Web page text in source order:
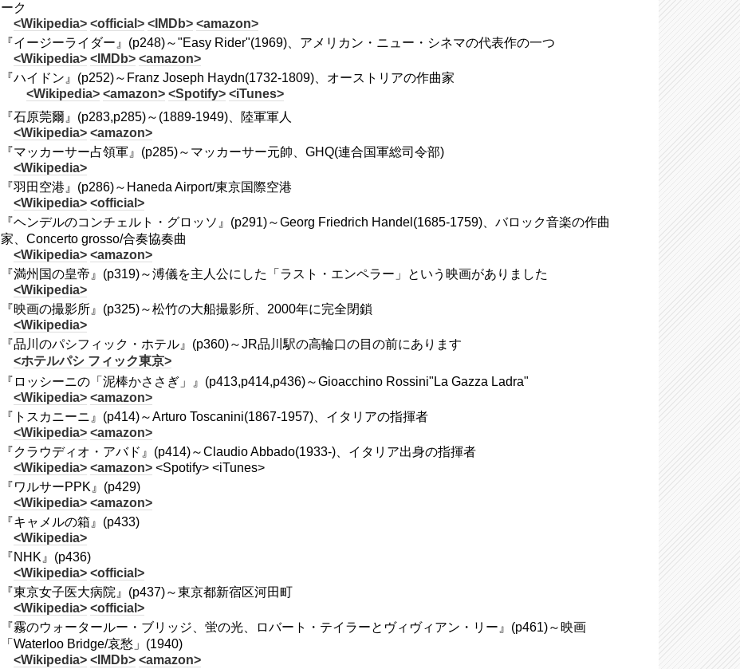
ーク
<Wikipedia> <official> <IMDb> <amazon>
『イージーライダー』(p248)～"Easy Rider"(1969)、アメリカン・ニュー・シネマの代表作の一つ
<Wikipedia> <IMDb> <amazon>
『ハイドン』(p252)～Franz Joseph Haydn(1732-1809)、オーストリアの作曲家
<Wikipedia> <amazon> <Spotify> <iTunes>
『石原莞爾』(p283,p285)～(1889-1949)、陸軍軍人
<Wikipedia> <amazon>
『マッカーサー占領軍』(p285)～マッカーサー元帥、GHQ(連合国軍総司令部)
<Wikipedia>
『羽田空港』(p286)～Haneda Airport/東京国際空港
<Wikipedia> <official>
『ヘンデルのコンチェルト・グロッソ』(p291)～Georg Friedrich Handel(1685-1759)、バロック音楽の作曲
家、Concerto grosso/合奏協奏曲
<Wikipedia> <amazon>
『満州国の皇帝』(p319)～溥儀を主人公にした「ラスト・エンペラー」という映画がありました
<Wikipedia>
『映画の撮影所』(p325)～松竹の大船撮影所、2000年に完全閉鎖
<Wikipedia>
『品川のパシフィック・ホテル』(p360)～JR品川駅の高輪口の目の前にあります
<ホテルパシ フィック東京>
『ロッシーニの「泥棒かささぎ」』(p413,p414,p436)～Gioacchino Rossini"La Gazza Ladra"
<Wikipedia> <amazon>
『トスカニーニ』(p414)～Arturo Toscanini(1867-1957)、イタリアの指揮者
<Wikipedia> <amazon>
『クラウディオ・アバド』(p414)～Claudio Abbado(1933-)、イタリア出身の指揮者
<Wikipedia> <amazon> <Spotify> <iTunes>
『ワルサーPPK』(p429)
<Wikipedia> <amazon>
『キャメルの箱』(p433)
<Wikipedia>
『NHK』(p436)
<Wikipedia> <official>
『東京女子医大病院』(p437)～東京都新宿区河田町
<Wikipedia> <official>
『霧のウォータールー・ブリッジ、蛍の光、ロバート・テイラーとヴィヴィアン・リー』(p461)～映画
「Waterloo Bridge/哀愁」(1940)
<Wikipedia> <IMDb> <amazon>